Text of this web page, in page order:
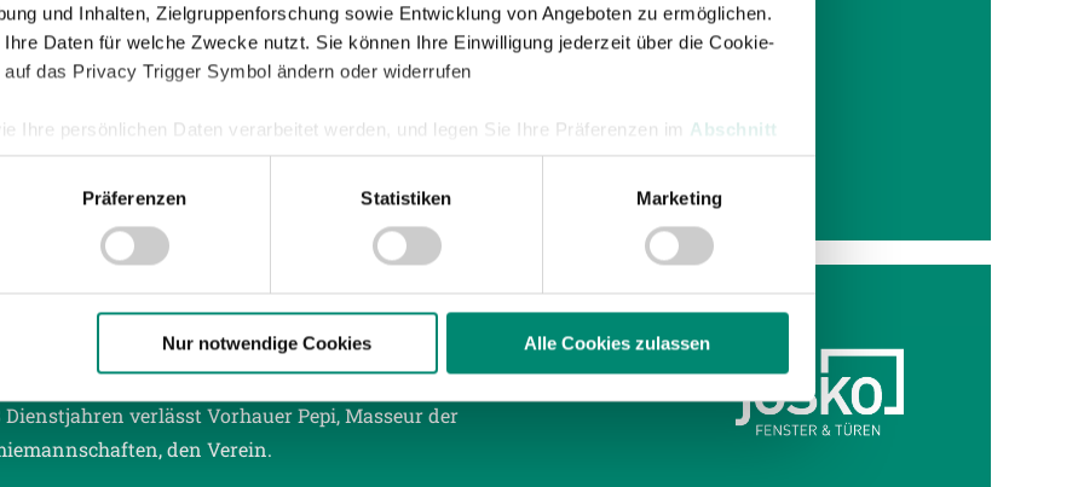
und Inhalten, Zielgruppenforschung sowie Entwicklung von Angeboten zu ermöglichen.
Daten für welche Zwecke nutzt. Sie können Ihre Einwilligung jederzeit über die Cookie-
das Privacy Trigger Symbol ändern oder widerrufen
Ihre persönlichen Daten verarbeitet werden, und legen Sie Ihre Präferenzen im Abschnitt
und Anzeigen zu personalisieren, Funktionen für soziale Medien anbieten zu können
zu analysieren. Außerdem geben wir Informationen zu Ihrer Verwendung unserer
zu Speicherdauer und Empfänger entnehmen Sie unserer
Präferenzen Statistiken Marketing
Nur notwendige Cookies Alle Cookies zulassen
| PROFIS
VS. SC WIENER NEUSTADT
Erstrundensieg gegen den SV Hella Dornbirn (6:0) und dem
gegen die UVB Vöcklamarkt (1:0) treffen wir im Cup-Achtelfinale
SC Wiener Neustadt. Das Spiel gegen den Ligakonkurr
| AKADEMIE, NACHWUCHS
VON VEREINSMASSEUR
Dienstjahren verlässt Vorhauer Pepi, Masseur der
den Verein.